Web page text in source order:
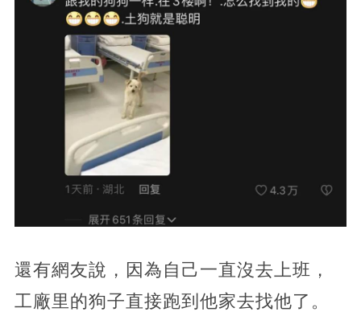
還有網友說，因為自己一直沒去上班，
工廠里的狗子直接跑到他家去找他了。